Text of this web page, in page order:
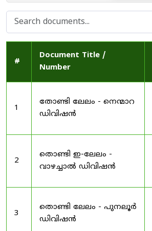
#
Document Title /
Number
1
തോണ്ടി ലേലം - നെന്മാറ
ഡിവിഷൻ
2
തൊണ്ടി ഇ-ലേലം -
വാഴച്ചാൽ ഡിവിഷൻ
3
തൊണ്ടി ലേലം - പുനലൂർ
ഡിവിഷൻ